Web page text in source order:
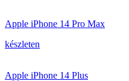
Apple iPhone 14 Pro Max
készleten
Apple iPhone 14 Plus